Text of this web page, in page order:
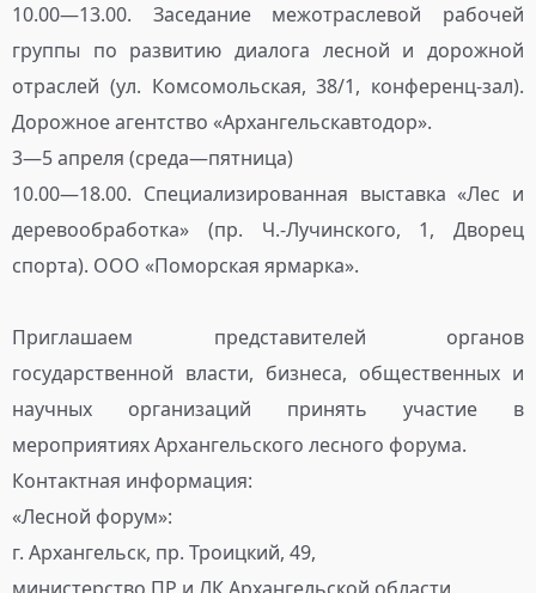
10.00—13.00. Заседание межотраслевой рабочей
группы по развитию диалога лесной и дорожной
отраслей (ул. Комсомольская, 38/1, конференц-зал).
Дорожное агентство «Архангельскавтодор».
3—5 апреля (среда—пятница)
10.00—18.00. Специализированная выставка «Лес и
деревообработка» (пр. Ч.-Лучинского, 1, Дворец
спорта). ООО «Поморская ярмарка».
Приглашаем представителей органов
государственной власти, бизнеса, общественных и
научных организаций принять участие в
мероприятиях Архангельского лесного форума.
Контактная информация:
«Лесной форум»:
г. Архангельск, пр. Троицкий, 49,